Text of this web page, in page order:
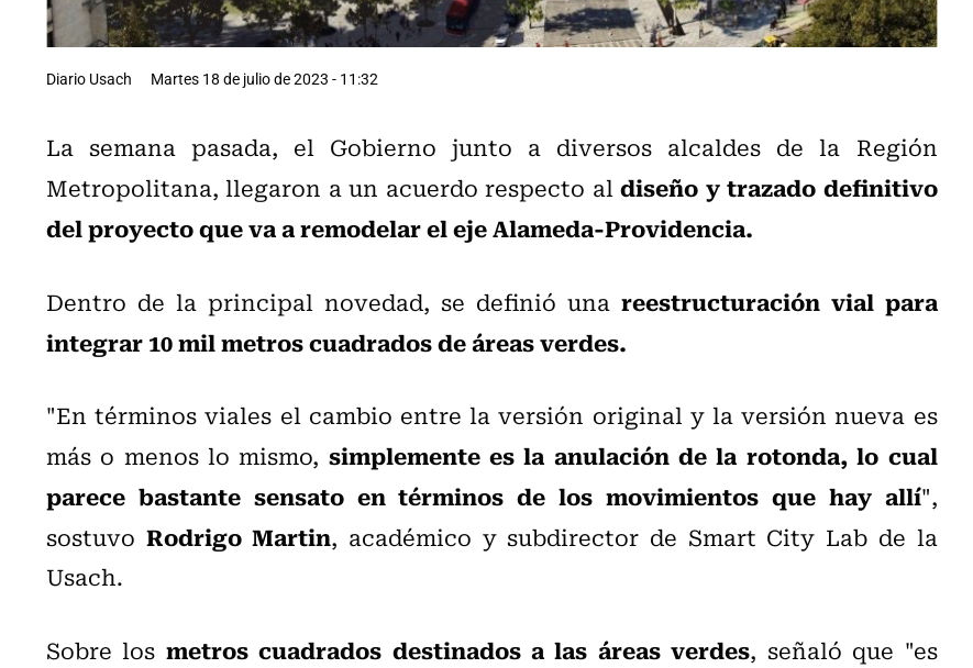
Diario Usach Martes 18 de julio de 2023 - 11:32
La semana pasada, el Gobierno junto a diversos alcaldes de la Región
Metropolitana, llegaron a un acuerdo respecto aldiseño y trazado definitivo
del proyecto que va a remodelar el eje Alameda-Providencia.
Dentro de la principal novedad, se definió una reestructuración vial para
integrar 10 mil metros cuadrados de áreas verdes.
"En términos viales el cambio entre la versión original y la versión nueva es
más o menos lo mismo, simplemente es la anulación de la rotonda, lo cual
parece bastante sensato en términos de los movimientos que hay allí",
sostuvo Rodrigo Martin, académico y subdirector de Smart City Lab de la
Usach.
Sobre los metros cuadrados destinados a las áreas verdes, señaló que "es